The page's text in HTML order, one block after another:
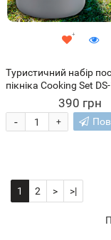
Туристичний набір
пікніка Cooking Set
390 грн
+
-
1 2 > >|